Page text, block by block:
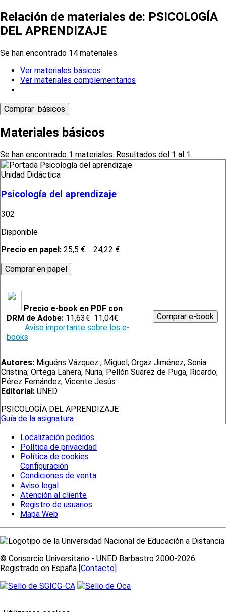
Relación de materiales de: PSICOLOGÍA
DEL APRENDIZAJE
Se han encontrado 14 materiales.
Ver materiales básicos
Ver materiales complementarios
Materiales básicos
Se han encontrado 1 materiales. Resultados del 1 al 1.
Unidad Didáctica
Psicología del aprendizaje
302
Disponible
Precio en papel: 25,5 € 24,22 €
Precio e-book en PDF con
DRM de Adobe: 11,63€ 11,04€
Aviso importante sobre los e-
books
Autores: Miguéns Vázquez , Miguel; Orgaz Jiménez, Sonia
Cristina; Ortega Lahera, Nuria; Pellón Suárez de Puga, Ricardo;
Pérez Fernández, Vicente Jesús
Editorial: UNED
PSICOLOGÍA DEL APRENDIZAJE
Guía de la asignatura
Localización pedidos
Política de privacidad
Política de cookies
Configuración
Condiciones de venta
Aviso legal
Atención al cliente
Registro de usuarios
Mapa Web
© Consorcio Universitario - UNED Barbastro 2000-2026.
Registrado en España [Contacto]